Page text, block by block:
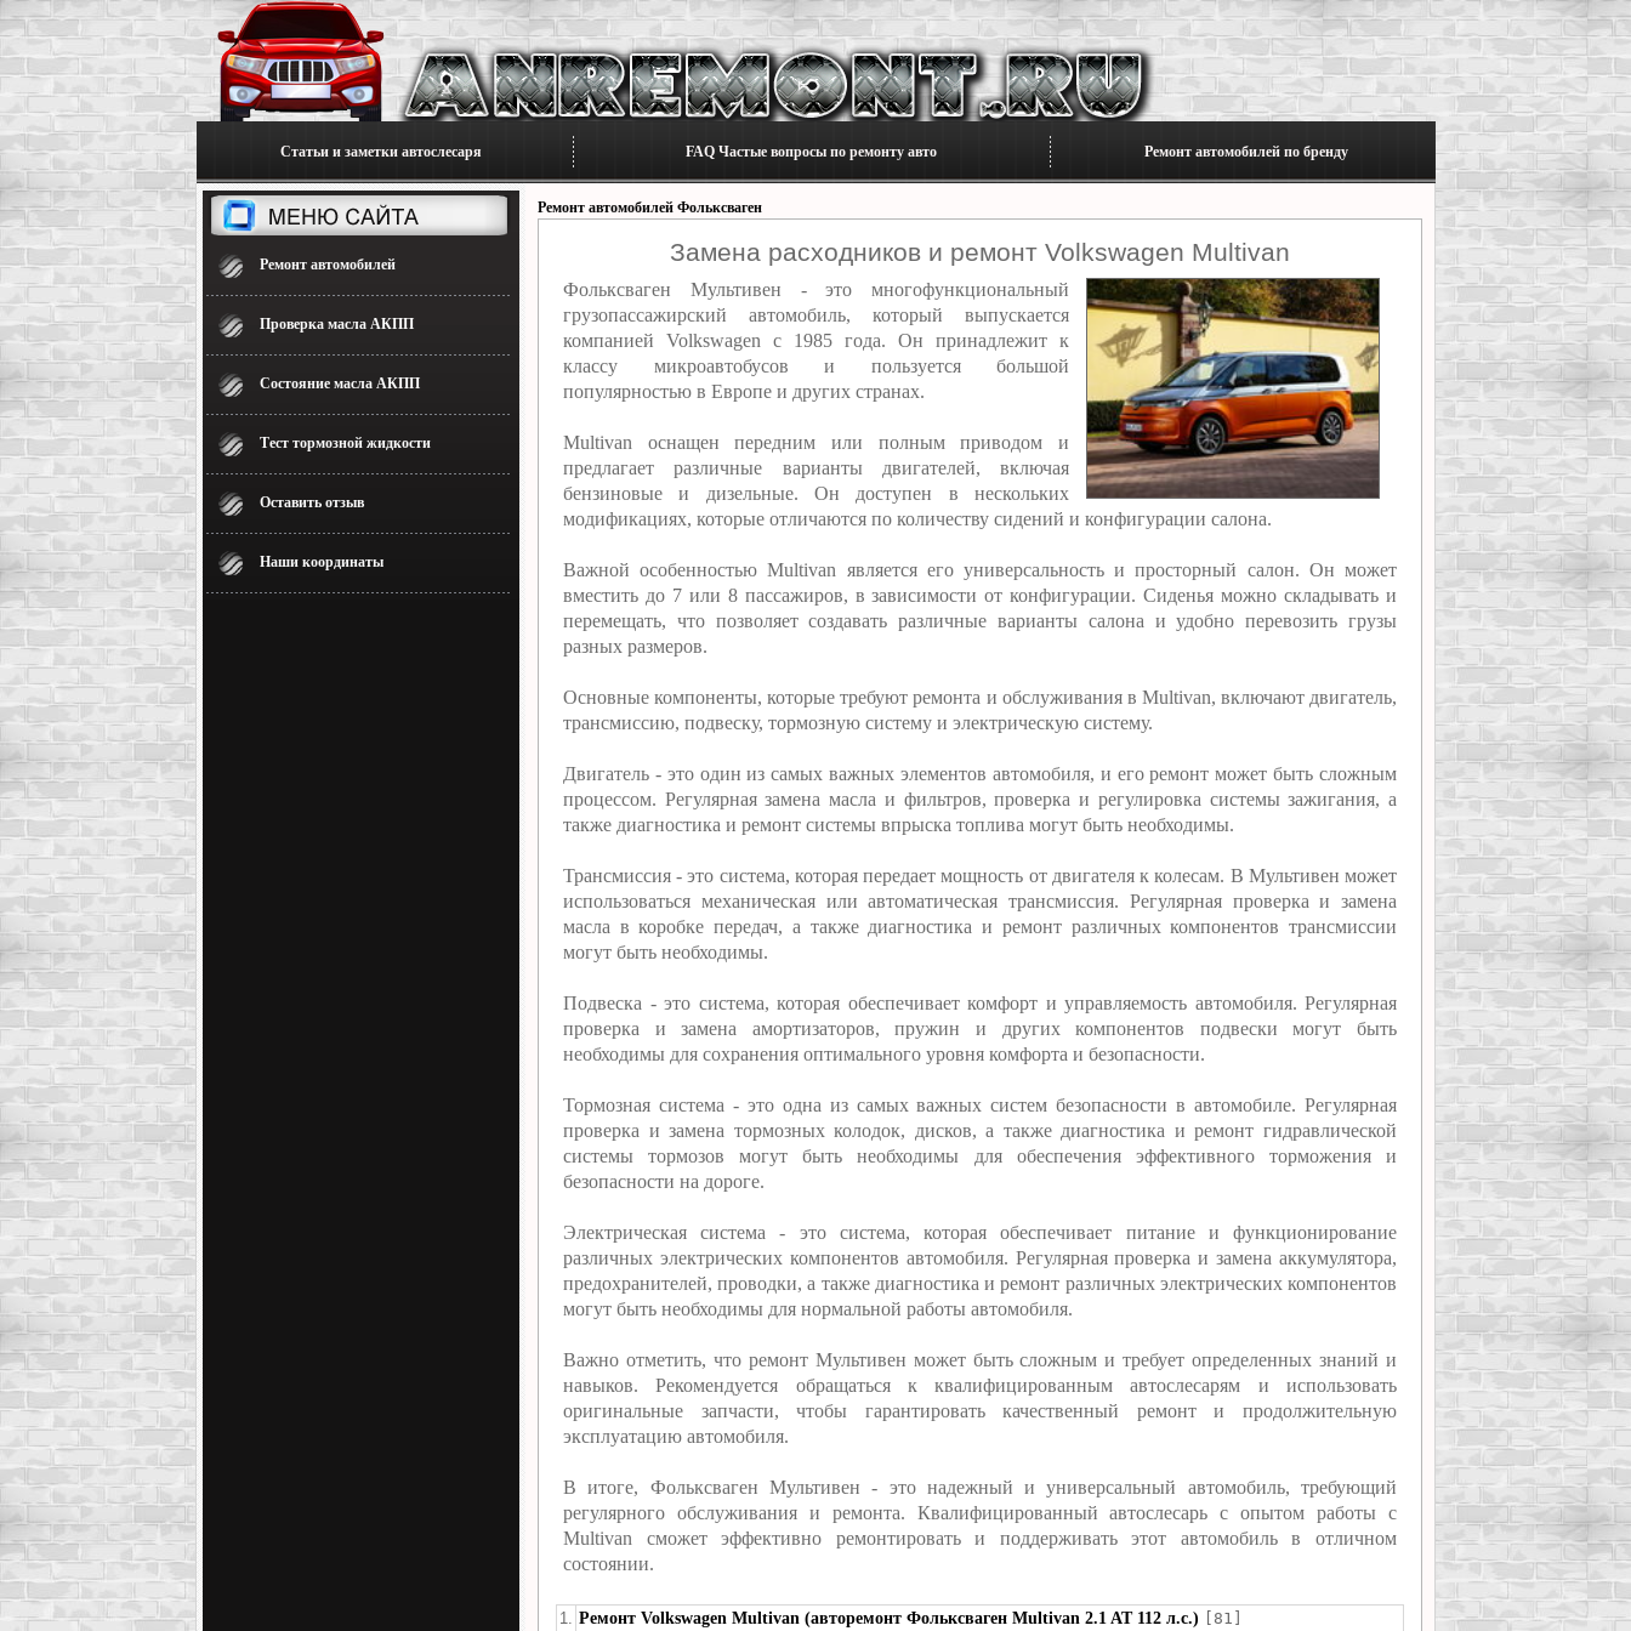
Статьи и заметки автослесаря FAQ Частые вопросы по ремонту авто Ремонт автомобилей по бренду
Ремонт автомобилей
Проверка масла АКПП
Состояние масла АКПП
Тест тормозной жидкости
Оставить отзыв
Наши координаты
Ремонт автомобилей Фольксваген
Замена расходников и ремонт Volkswagen Multivan
Фольксваген Мультивен - это многофункциональный
грузопассажирский автомобиль, который выпускается
компанией Volkswagen с 1985 года. Он принадлежит к
классу микроавтобусов и пользуется большой
популярностью в Европе и других странах.
Multivan оснащен передним или полным приводом и
предлагает различные варианты двигателей, включая
бензиновые и дизельные. Он доступен в нескольких
модификациях, которые отличаются по количеству сидений и конфигурации салона.
Важной особенностью Multivan является его универсальность и просторный салон. Он может
вместить до 7 или 8 пассажиров, в зависимости от конфигурации. Сиденья можно складывать и
перемещать, что позволяет создавать различные варианты салона и удобно перевозить грузы
разных размеров.
Основные компоненты, которые требуют ремонта и обслуживания в Multivan, включают двигатель,
трансмиссию, подвеску, тормозную систему и электрическую систему.
Двигатель - это один из самых важных элементов автомобиля, и его ремонт может быть сложным
процессом. Регулярная замена масла и фильтров, проверка и регулировка системы зажигания, а
также диагностика и ремонт системы впрыска топлива могут быть необходимы.
Трансмиссия - это система, которая передает мощность от двигателя к колесам. В Мультивен может
использоваться механическая или автоматическая трансмиссия. Регулярная проверка и замена
масла в коробке передач, а также диагностика и ремонт различных компонентов трансмиссии
могут быть необходимы.
Подвеска - это система, которая обеспечивает комфорт и управляемость автомобиля. Регулярная
проверка и замена амортизаторов, пружин и других компонентов подвески могут быть
необходимы для сохранения оптимального уровня комфорта и безопасности.
Тормозная система - это одна из самых важных систем безопасности в автомобиле. Регулярная
проверка и замена тормозных колодок, дисков, а также диагностика и ремонт гидравлической
системы тормозов могут быть необходимы для обеспечения эффективного торможения и
безопасности на дороге.
Электрическая система - это система, которая обеспечивает питание и функционирование
различных электрических компонентов автомобиля. Регулярная проверка и замена аккумулятора,
предохранителей, проводки, а также диагностика и ремонт различных электрических компонентов
могут быть необходимы для нормальной работы автомобиля.
Важно отметить, что ремонт Мультивен может быть сложным и требует определенных знаний и
навыков. Рекомендуется обращаться к квалифицированным автослесарям и использовать
оригинальные запчасти, чтобы гарантировать качественный ремонт и продолжительную
эксплуатацию автомобиля.
В итоге, Фольксваген Мультивен - это надежный и универсальный автомобиль, требующий
регулярного обслуживания и ремонта. Квалифицированный автослесарь с опытом работы с
Multivan сможет эффективно ремонтировать и поддерживать этот автомобиль в отличном
состоянии.
1. Ремонт Volkswagen Multivan (авторемонт Фольксваген Multivan 2.1 AT 112 л.с.) [81]